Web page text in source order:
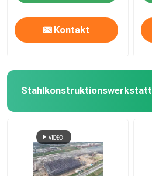
Produkte
Über uns
Kontakt
Stahlkonstruktionswerkstatt